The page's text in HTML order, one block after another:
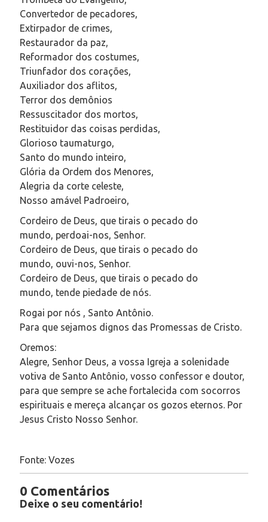
Convertedor de pecadores,
Extirpador de crimes,
Restaurador da paz,
Reformador dos costumes,
Triunfador dos corações,
Auxiliador dos aflitos,
Terror dos demônios
Ressuscitador dos mortos,
Restituidor das coisas perdidas,
Glorioso taumaturgo,
Santo do mundo inteiro,
Glória da Ordem dos Menores,
Alegria da corte celeste,
Nosso amável Padroeiro,
Cordeiro de Deus, que tirais o pecado do
mundo, perdoai-nos, Senhor.
Cordeiro de Deus, que tirais o pecado do
mundo, ouvi-nos, Senhor.
Cordeiro de Deus, que tirais o pecado do
mundo, tende piedade de nós.
Rogai por nós , Santo Antônio.
Para que sejamos dignos das Promessas de Cristo.
Oremos:
Alegre, Senhor Deus, a vossa Igreja a solenidade
votiva de Santo Antônio, vosso confessor e doutor,
para que sempre se ache fortalecida com socorros
espirituais e mereça alcançar os gozos eternos. Por
Jesus Cristo Nosso Senhor.
Fonte: Vozes
0 Comentários
Deixe o seu comentário!